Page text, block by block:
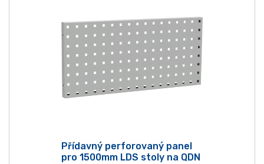
Přídavný perforovaný panel
pro 1500mm LDS stoly na QDN